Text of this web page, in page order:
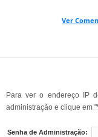
Ver
Para ver o endereço IP
administração e clique em
Senha de Administração: